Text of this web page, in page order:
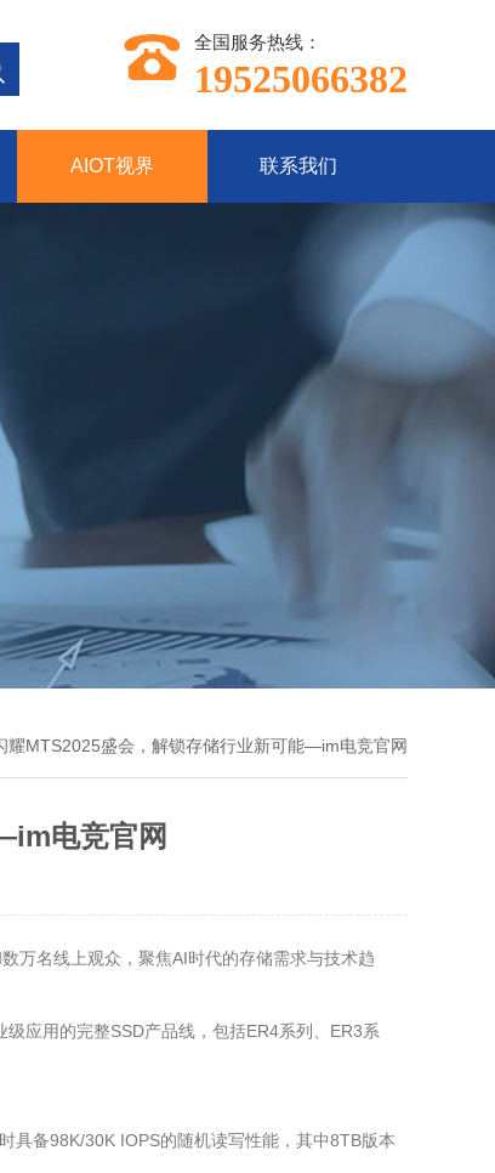
全国服务热线：
19525066382
AIOT视界 联系我们
耀MTS2025盛会，解锁存储行业新可能—im电竞官网
电竞官网
万名线上观众，聚焦AI时代的存储需求与技术趋
应用的完整SSD产品线，包括ER4系列、ER3系
具备98K/30K IOPS的随机读写性能，其中8TB版本